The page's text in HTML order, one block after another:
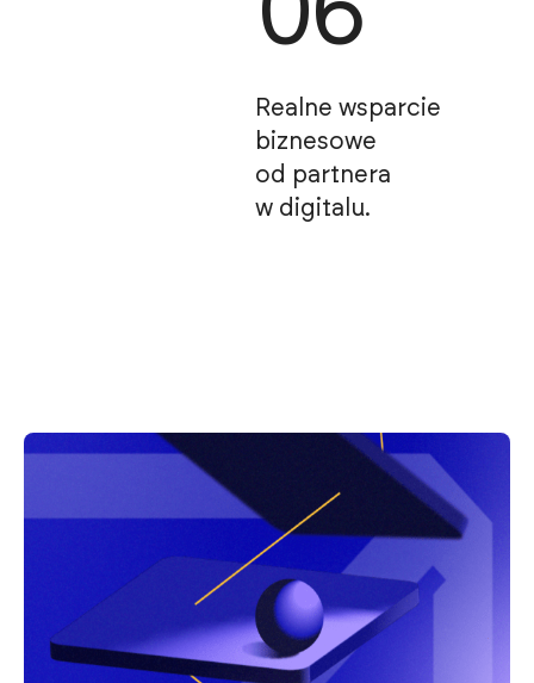
Realne wsparcie
biznesowe
od partnera
w digitalu.